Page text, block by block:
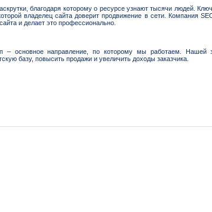
благодаря которому о ресурсе узнают тысячи людей.
владелец сайта доверит продвижение в сети. Компания
и делает это профессионально.
– основное направление, по которому мы работаем. Нашей
базу, повысить продажи и увеличить доходы заказчика.